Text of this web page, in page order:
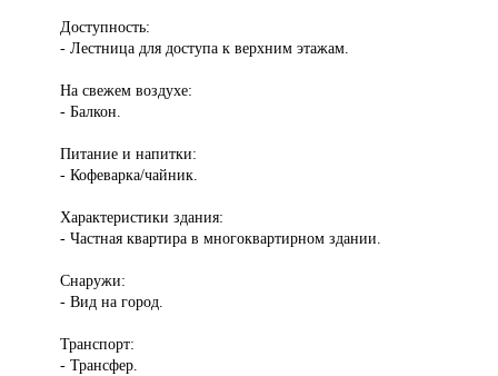
Доступность:
- Лестница для доступа к верхним этажам.
На свежем воздухе:
- Балкон.
Питание и напитки:
- Кофеварка/чайник.
Характеристики здания:
- Частная квартира в многоквартирном здании.
Снаружи:
- Вид на город.
Транспорт:
- Трансфер.